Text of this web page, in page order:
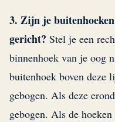
3. Zijn je
gericht? Stel je een
binnenhoek van je oog
buitenhoek boven deze
gebogen. Als deze
gebogen. Als de